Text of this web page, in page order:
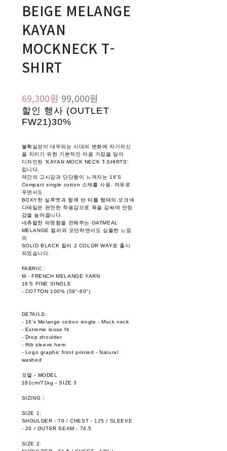
BEIGE MELANGE
KAYAN
MOCKNECK T-
SHIRT
69,300원 99,000원
할인 행사 (OUTLET
FW21)30%
불확실성이 대두되는 시대의 변화에 자기자신
을 지키기 위한 기본적인 마음 가짐을 담아
디자인된 'KAYAN MOCK NECK T-SHIRTS'
입니다.
약간의 고시감과 단단함이 느껴지는 16'S
Compact single cotton 소재를 사용. 여유로
우면서도
BOXY한 실루엣과 함께 반 터틀 형태의 모크넥
디테일은 편안한 착용감으로 목을 감싸며 안정
감을 높여줍니다.
네츄럴한 따뜻함을 전해주는 OATMEAL
MELANGE 컬러와 모던하면서도 심플한 느낌
의
SOLID BLACK 컬러 2 COLOR WAY로 출시
되었습니다.
FABRIC :
M - FRENCH MELANGE YARN
16’S FINE SINGLE
- COTTON 100% (59"-60")
DETAILS:
- 16's Melange cotton single - Mock neck
- Extreme loose fit
- Drop shoulder
- Rib sleeve hem
- Logo graphic front printed - Natural
washed
모델 - MODEL
181cm/71kg - SIZE 3
SIZING :
SIZE 1:
SHOULDER - 70 / CHEST - 125 / SLEEVE
- 20 / OUTER SEAM - 74,5
SIZE 2: